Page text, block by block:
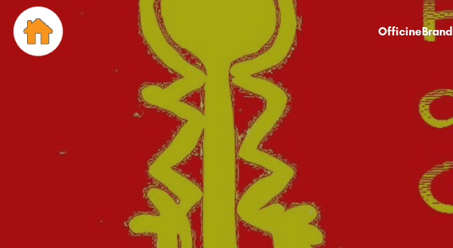
OfficineBrand